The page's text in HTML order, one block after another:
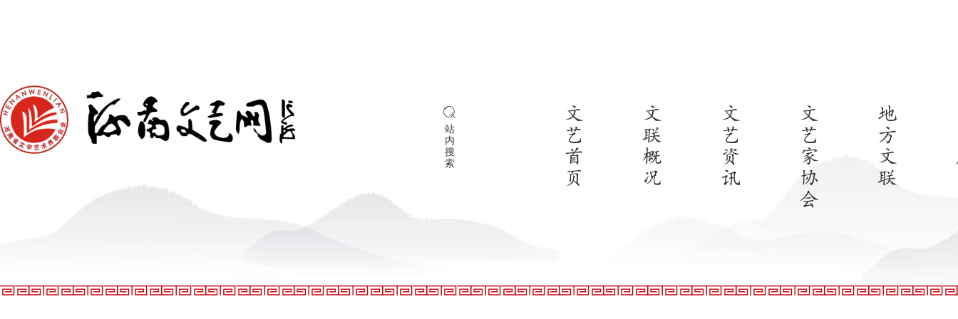
站
内
搜
索
文
艺
首
页
文
联
概
况
文
艺
资
讯
文
艺
家
协
会
地
方
文
联